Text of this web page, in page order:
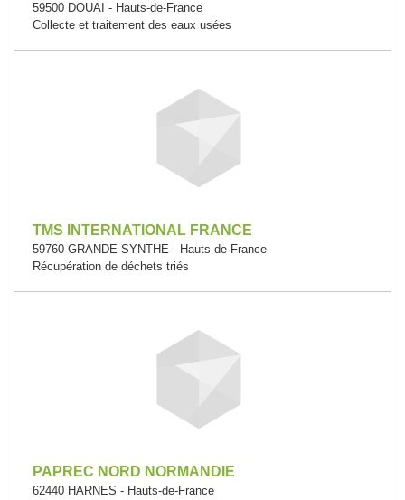
59500 DOUAI - Hauts-de-France
Collecte et traitement des eaux usées
TMS INTERNATIONAL FRANCE
59760 GRANDE-SYNTHE - Hauts-de-France
Récupération de déchets triés
PAPREC NORD NORMANDIE
62440 HARNES - Hauts-de-France